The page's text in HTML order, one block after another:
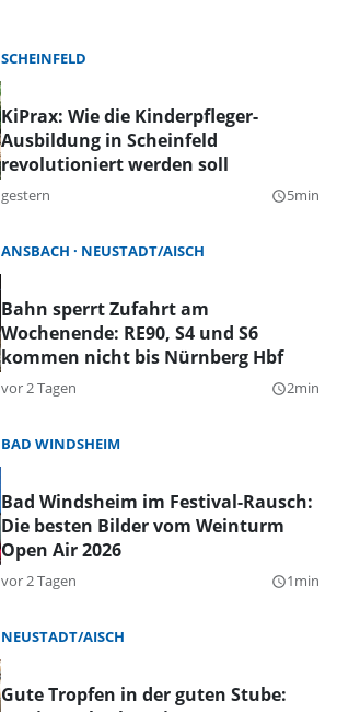
SCHEINFELD
KiPrax: Wie die Kinderpfleger-
Ausbildung in Scheinfeld
revolutioniert werden soll
gestern query_builder5min
ANSBACH NEUSTADT/AISCH
Bahn sperrt Zufahrt am
Wochenende: RE90, S4 und S6
kommen nicht bis Nürnberg Hbf
vor 2 Tagen query_builder2min
BAD WINDSHEIM
Bad Windsheim im Festival-Rausch:
Die besten Bilder vom Weinturm
Open Air 2026
vor 2 Tagen query_builder1min
NEUSTADT/AISCH
Gute Tropfen in der guten Stube: